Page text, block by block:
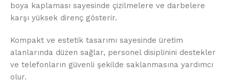
boya kaplaması sayesinde çizilmelere ve darbelere
karşı yüksek direnç gösterir.
Kompakt ve estetik tasarımı sayesinde üretim
alanlarında düzen sağlar, personel disiplinini destekler
ve telefonların güvenli şekilde saklanmasına yardımcı
olur.